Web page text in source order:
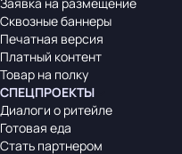
Сквозные баннеры
Печатная версия
Платный контент
Товар на полку
СПЕЦПРОЕКТЫ
Диалоги о ритейле
Готовая еда
Стать партнером